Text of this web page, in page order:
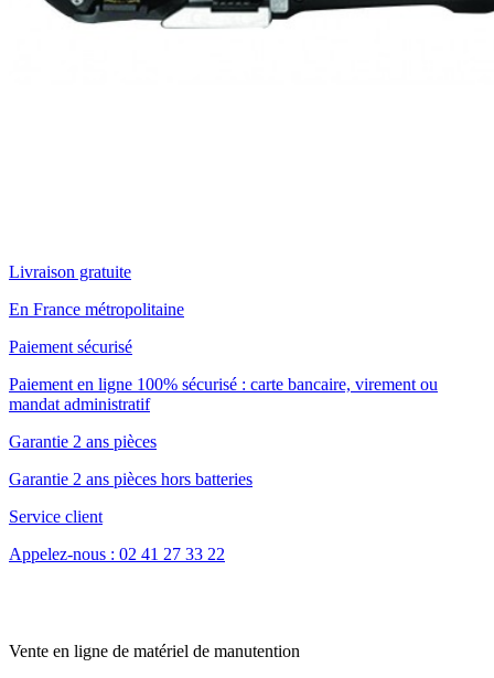
Livraison gratuite
En France métropolitaine
Paiement sécurisé
Paiement en ligne 100% sécurisé : carte bancaire, virement ou
mandat administratif
Garantie 2 ans pièces
Garantie 2 ans pièces hors batteries
Service client
Appelez-nous : 02 41 27 33 22
Vente en ligne de matériel de manutention